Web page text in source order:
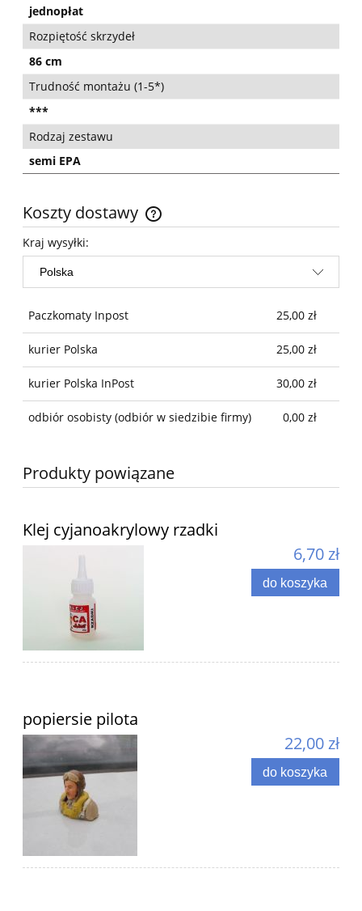
jednopłat
Rozpiętość skrzydeł
86 cm
Trudność montażu (1-5*)
***
Rodzaj zestawu
semi EPA
Koszty dostawy
Cena nie zawiera ewentualnych kosztów płatności
Kraj wysyłki:
Paczkomaty Inpost 25,00 zł
kurier Polska 25,00 zł
kurier Polska InPost 30,00 zł
odbiór osobisty (odbiór w siedzibie firmy) 0,00 zł
Produkty powiązane
Klej cyjanoakrylowy rzadki
6,70 zł
do koszyka
popiersie pilota
22,00 zł
do koszyka